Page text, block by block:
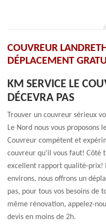
COUVREUR
DÉPLACEMENT
KM SERVICE LE
DÉCEVRA PAS
Trouver un couvreur sérieux
Le Nord nous vous proposons
Couvreur compétent et
couvreur qu'il vous faut! Côté
excellent rapport qualité-prix!
environs, nous offrons un
pas, pour tous vos besoins
même rénovation, appelez-
devis en moins de 2h.